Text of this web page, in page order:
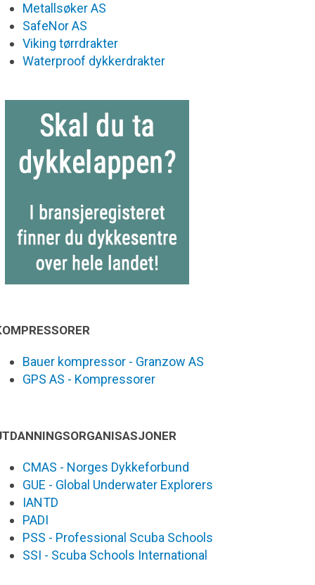
Metallsøker AS
SafeNor AS
Viking tørrdrakter
Waterproof dykkerdrakter
Bauer kompressor - Granzow AS
GPS AS - Kompressorer
CMAS - Norges Dykkeforbund
GUE - Global Underwater Explorers
IANTD
PADI
PSS - Professional Scuba Schools
SSI - Scuba Schools International